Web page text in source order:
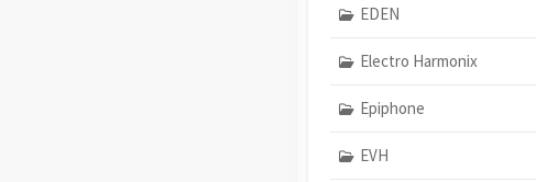
EDEN
Electro Harmonix
Epiphone
EVH